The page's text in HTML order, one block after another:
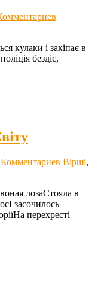
кулаки і закіпає в
бездіє,
Вірші,
лозаСтояла в
засочилось
перехресті